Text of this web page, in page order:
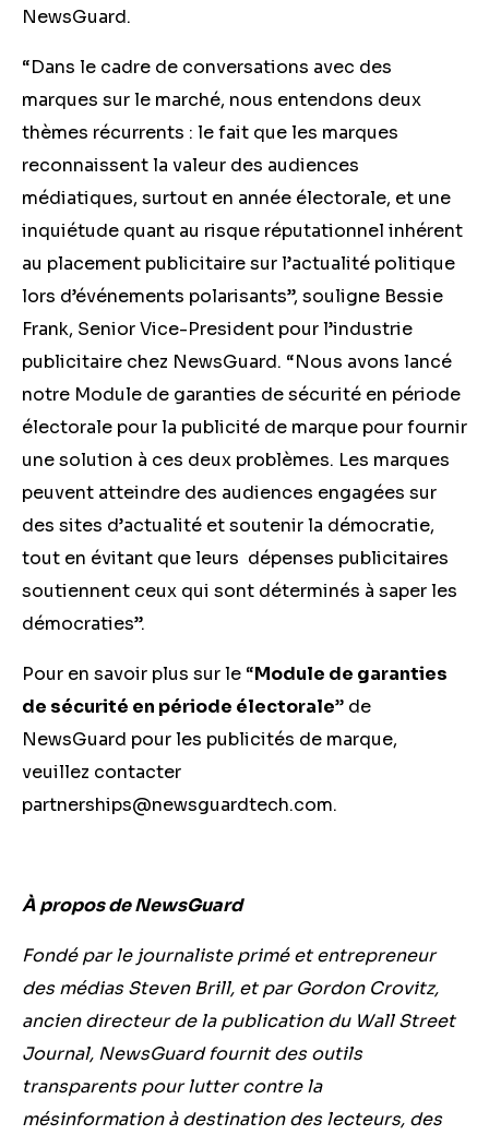
NewsGuard.
“Dans le cadre de conversations avec des
marques sur le marché, nous entendons deux
thèmes récurrents : le fait que les marques
reconnaissent la valeur des audiences
médiatiques, surtout en année électorale, et une
inquiétude quant au risque réputationnel inhérent
au placement publicitaire sur l’actualité politique
lors d’événements polarisants”, souligne Bessie
Frank, Senior Vice-President pour l’industrie
publicitaire chez NewsGuard. “Nous avons lancé
notre Module de garanties de sécurité en période
électorale pour la publicité de marque pour fournir
une solution à ces deux problèmes. Les marques
peuvent atteindre des audiences engagées sur
des sites d’actualité et soutenir la démocratie,
tout en évitant que leurs dépenses publicitaires
soutiennent ceux qui sont déterminés à saper les
démocraties”.
Pour en savoir plus sur le “Module de garanties
de sécurité en période électorale” de
NewsGuard pour les publicités de marque,
veuillez contacter
partnerships@newsguardtech.com.
À propos de NewsGuard
Fondé par le journaliste primé et entrepreneur
des médias Steven Brill, et par Gordon Crovitz,
ancien directeur de la publication du Wall Street
Journal, NewsGuard fournit des outils
transparents pour lutter contre la
mésinformation à destination des lecteurs, des